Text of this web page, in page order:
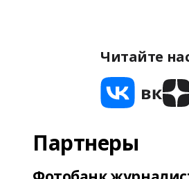
Читайте
Партнеры